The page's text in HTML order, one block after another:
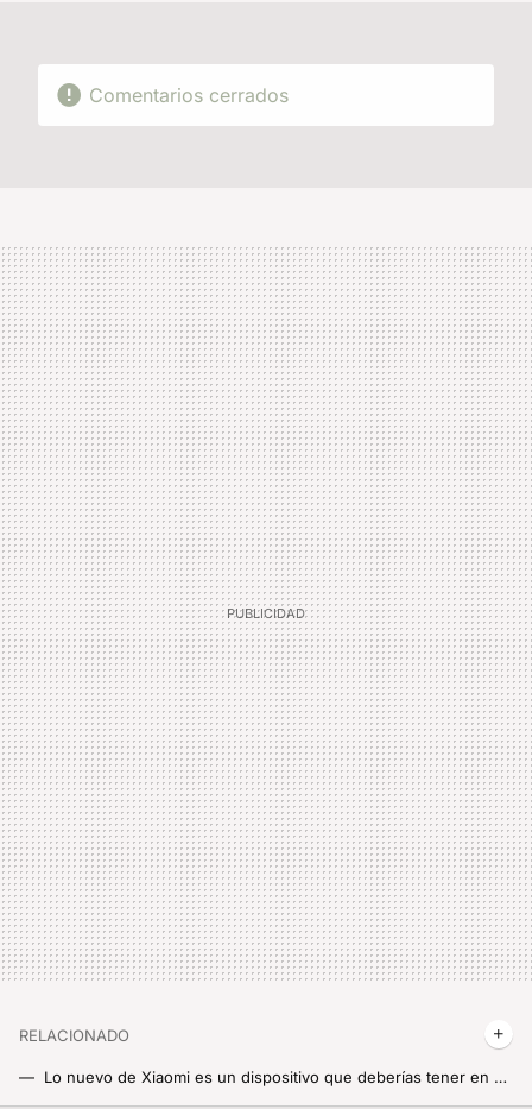
Comentarios cerrados
RELACIONADO
Lo nuevo de Xiaomi es un dispositivo que deberías tener en casa, sufres dolores musculares o simplemente si quieres darte masajes cuando te apetezca